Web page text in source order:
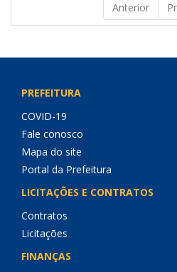
Anterior
PREFEITURA
COVID-19
Fale conosco
Mapa do site
Portal da Prefeitura
LICITAÇÕES E CONTRATOS
Contratos
Licitações
FINANÇAS